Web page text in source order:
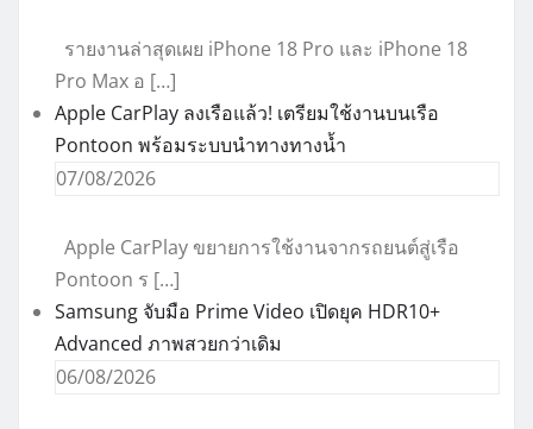
รายงานล่าสุดเผย iPhone 18 Pro และ iPhone 18
Pro Max อ […]
Apple CarPlay ลงเรือแล้ว! เตรียมใช้งานบนเรือ
Pontoon พร้อมระบบนำทางทางน้ำ
07/08/2026
Apple CarPlay ขยายการใช้งานจากรถยนต์สู่เรือ
Pontoon ร […]
Samsung จับมือ Prime Video เปิดยุค HDR10+
Advanced ภาพสวยกว่าเดิม
06/08/2026